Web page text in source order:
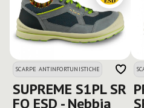
SCARPE ANTINFORTUNISTICHE
SUPREME S1PL SR
FO ESD - Nebbia